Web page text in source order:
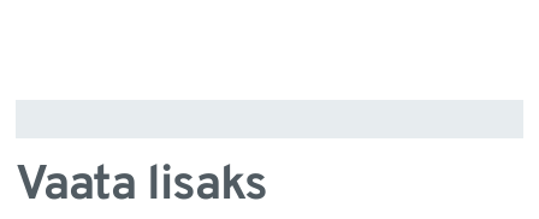
Vaata lisaks